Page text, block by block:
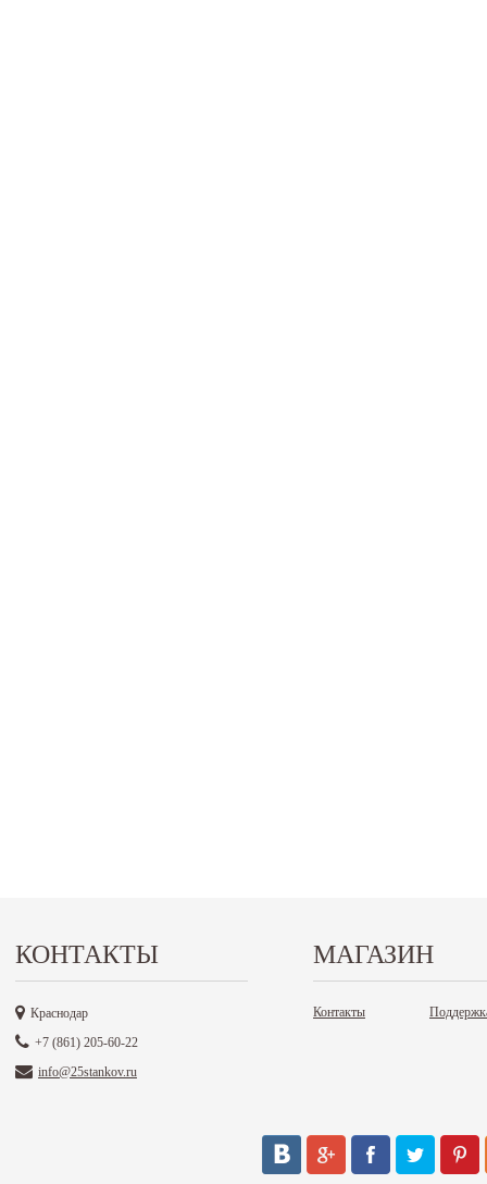
КОНТАКТЫ
Краснодар
+7 (861) 205-60-22
info@25stankov.ru
МАГАЗИН
Контакты